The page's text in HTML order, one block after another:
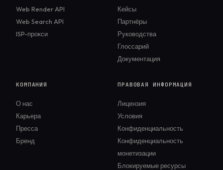
решений, а не на ввод данных.
фиксации меняет юридическую картину.
Это общий контекст, а не юридический
совет; проконсультируйтесь с
квалифицированным антимонопольным
проводить в жизнь политику.
Web Render API
Web Search API
ISP-прокси
Кейсы
Партнёры
Руководства
Глоссарий
Документация
КОМПАНИЯ
О нас
Карьера
Пресса
Бренд
ПРАВОВАЯ ИНФОРМАЦИЯ
Лицензия
Условия
Конфиденциальность
Конфиденциальность
монетизации
Блокируемые ресурсы